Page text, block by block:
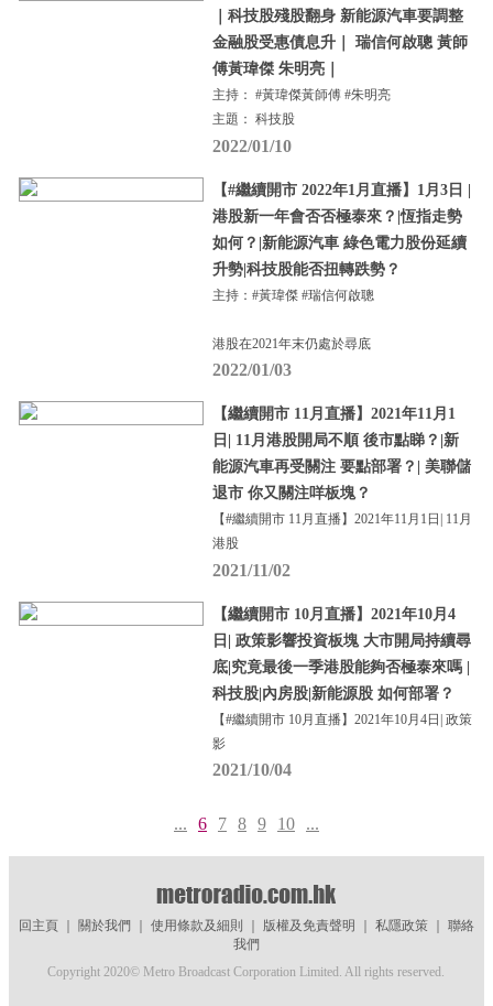
｜科技股殘股翻身 新能源汽車要調整
金融股受惠債息升｜ 瑞信何啟聰 黃師
傅黃瑋傑 朱明亮｜
主持： #黃瑋傑黃師傅 #朱明亮
主題： 科技股
2022/01/10
【#繼續開市 2022年1月直播】1月3日 |
港股新一年會否否極泰來？|恆指走勢
如何？|新能源汽車 綠色電力股份延續
升勢|科技股能否扭轉跌勢？
主持：#黃瑋傑 #瑞信何啟聰
港股在2021年末仍處於尋底
2022/01/03
【繼續開市 11月直播】2021年11月1
日| 11月港股開局不順 後市點睇？|新
能源汽車再受關注 要點部署？| 美聯儲
退市 你又關注咩板塊？
【#繼續開市 11月直播】2021年11月1日| 11月
港股
2021/11/02
【繼續開市 10月直播】2021年10月4
日| 政策影響投資板塊 大市開局持續尋
底|究竟最後一季港股能夠否極泰來嗎 |
科技股|內房股|新能源股 如何部署？
【#繼續開市 10月直播】2021年10月4日| 政策
影
2021/10/04
... 6 7 8 9 10 ...
回主頁｜ 關於我們 使用條款及細則 版權及免責聲明 私隱政策｜ 聯絡
我們
Copyright 2020© Metro Broadcast Corporation Limited. All rights reserved.